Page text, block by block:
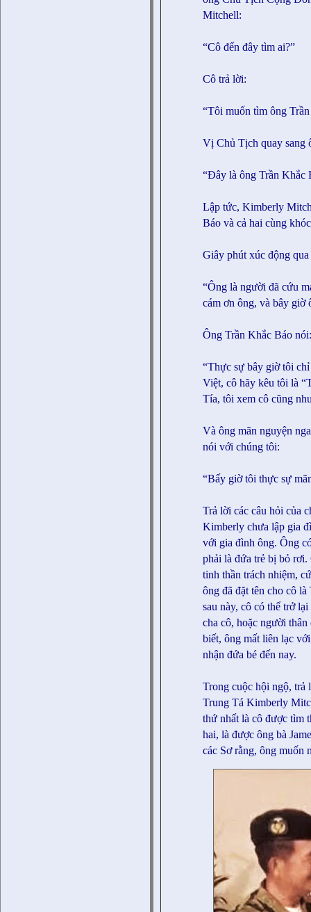
Mitchell:
“Cô đến đây tìm ai?”
Cô trả lời:
“Tôi muốn tìm ông
Vị Chủ Tịch quay sang
“Đây là ông Trần Khắc
Lập tức, Kimberly
Báo và cả hai cùng
Giây phút xúc động
“Ông là người đã cứu
cám ơn ông, và bây giờ
Ông Trần Khắc Báo
“Thực sự bây giờ tôi
Việt, cô hãy kêu tôi là
Tía, tôi xem cô cũng
Và ông mãn nguyện
nói với chúng tôi:
“Bấy giờ tôi thực sự
Trả lời các câu hỏi của
Kimberly chưa lập gia
với gia đình ông. Ông
phải là đứa trẻ bị bỏ
tinh thần trách nhiệm,
ông đã đặt tên cho cô
sau này, cô có thể trở
cha cô, hoặc người
biết, ông mất liên lạc
nhận đứa bé đến nay.
Trong cuộc hội ngộ, trả
Trung Tá Kimberly
thứ nhất là cô được tìm
hai, là được ông bà
các Sơ rằng, ông muốn